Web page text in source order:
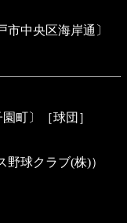
市中央区海岸通〕
町〕［球団］
野球クラブ(株)）